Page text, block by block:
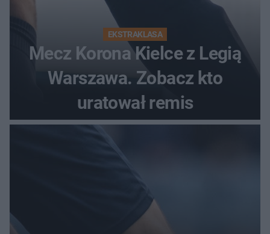
EKSTRAKLASA
Mecz Korona Kielce z Legią
Warszawa. Zobacz kto
uratował remis